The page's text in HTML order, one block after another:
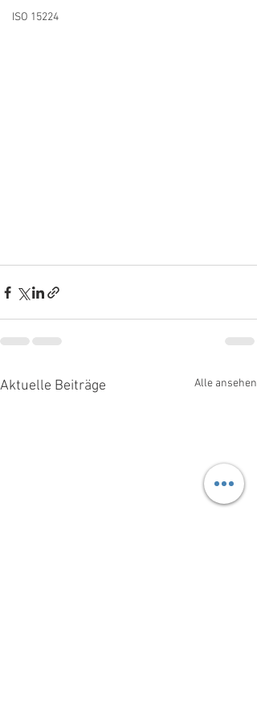
ISO 15224
Aktuelle Beiträge Alle ansehen